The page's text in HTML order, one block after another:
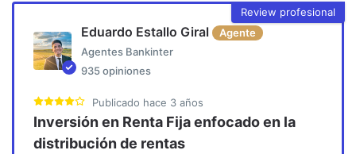
Review profesional
Eduardo Estallo Giral
Agente
Agentes Bankinter
935 opiniones
Publicado hace 3 años
Inversión en Renta Fija enfocado en la
distribución de rentas